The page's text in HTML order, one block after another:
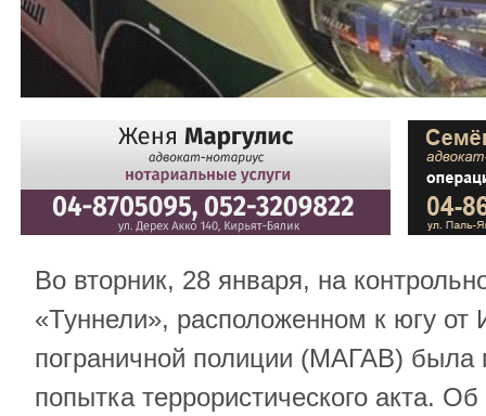
Во вторник, 28 января, на
«Туннели», расположенном к югу
пограничной полиции (МАГАВ) была
попытка террористического акта. Об